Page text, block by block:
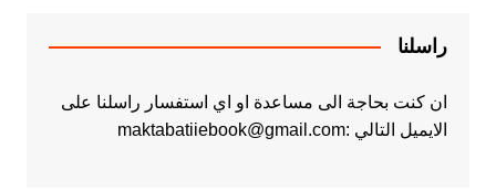
راسلنا
ان كنت بحاجة الى مساعدة او اي استفسار راسلنا على
الايميل التالي :maktabatiiebook@gmail.com